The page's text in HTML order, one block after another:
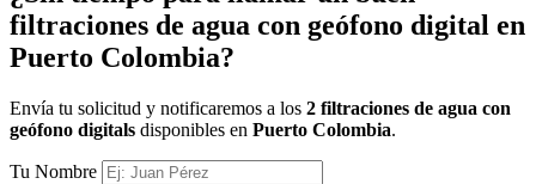
filtraciones de agua con geófono digital en
Puerto Colombia?
Envía tu solicitud y notificaremos a los 2 filtraciones de agua con
geófono digitals disponibles en Puerto Colombia.
Tu Nombre